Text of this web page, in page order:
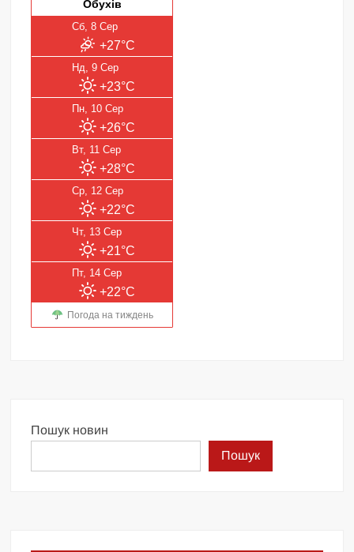
Обухів
Сб, 8 Сер
+27°C
Нд, 9 Сер
+23°C
Пн, 10 Сер
+26°C
Вт, 11 Сер
+28°C
Ср, 12 Сер
+22°C
Чт, 13 Сер
+21°C
Пт, 14 Сер
+22°C
Погода на тиждень
Пошук новин
Пошук